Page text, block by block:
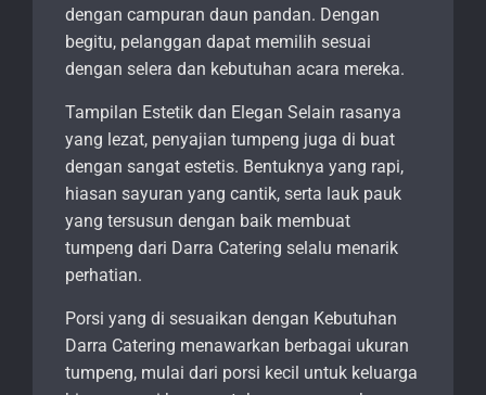
dengan campuran daun pandan. Dengan
begitu, pelanggan dapat memilih sesuai
dengan selera dan kebutuhan acara mereka.
Tampilan Estetik dan Elegan Selain rasanya
yang lezat, penyajian tumpeng juga di buat
dengan sangat estetis. Bentuknya yang rapi,
hiasan sayuran yang cantik, serta lauk pauk
yang tersusun dengan baik membuat
tumpeng dari Darra Catering selalu menarik
perhatian.
Porsi yang di sesuaikan dengan Kebutuhan
Darra Catering menawarkan berbagai ukuran
tumpeng, mulai dari porsi kecil untuk keluarga